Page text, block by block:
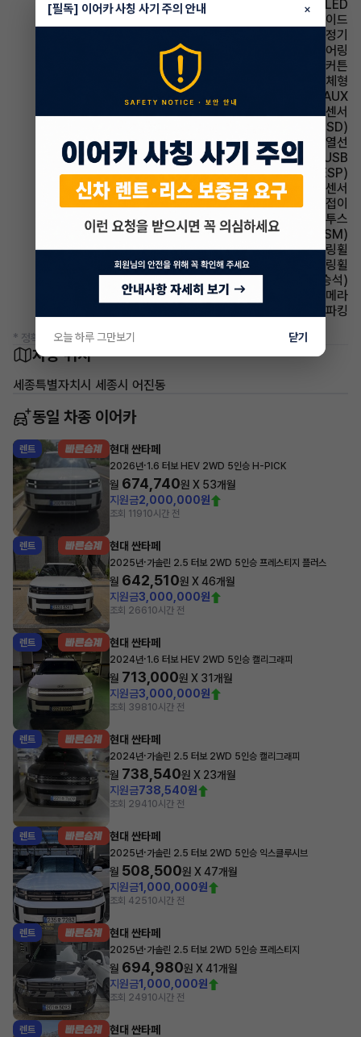
헤드램프 LED
에어백 사이드
에어컨 공기청정기
스티어링휠 텔레스코픽 스티어링
에어백 커튼
사이드미러 방향지시등 일체형
유무선단자 AUX
주차보조 후방감지센서
주행안전 후측방경보시스템(BSD)
사이드미러 열선
유무선단자 USB
주행안전 차체자세제어장치(VDC,ESC,ESP)
주차보조 전방감지센서
사이드미러 전동접이
유무선단자 블루투스
주행안전 샤시 통합 제어 시스템(VSM)
스티어링휠 속도감응식 스티어링휠
스티어링휠 가죽스티어링휠
시트 통풍시트(동승석)
주차보조 후방카메라
파킹 전자식 파킹
* 정확한 정보는 판매자와 반드시 확인하시기 바랍니다.
차량 위치
세종특별자치시 세종시 어진동
동일 차종 이어카
렌트 현대 싼타페
2026년·1.6 터보 HEV 2WD 5인승 H-PICK
월 674,740원 X 53개월
지원금2,000,000원
조회 11910시간 전
렌트 현대 싼타페
2025년·가솔린 2.5 터보 2WD 5인승 프레스티지 플러스
월 642,510원 X46개월
지원금3,000,000원
조회 26610시간 전
렌트 현대 싼타페
2024년·1.6 터보 HEV 2WD 5인승 캘리그래피
월 713,000원 X 31개월
지원금3,000,000원
조회 39810시간 전
렌트 현대 싼타페
2024년·가솔린 2.5 터보 2WD 5인승 캘리그래피
월 738,540원 X 23개월
지원금738,540원
조회 29410시간 전
렌트 현대 싼타페
2025년·가솔린 2.5 터보 2WD 5인승 익스클루시브
월 508,500원 X47개월
지원금1,000,000원
조회 42510시간 전
렌트 현대 싼타페
2025년·가솔린 2.5 터보 2WD 5인승 프레스티지
월 694,980원 X41개월
지원금1,000,000원
조회 24910시간 전
렌트 현대 싼타페
[필독] 이어카 사칭 사기 주의 안내 ×
오늘 하루 그만보기 닫기